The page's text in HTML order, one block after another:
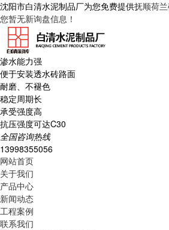
沈阳市白清水泥制品厂为您免费提供抚顺荷
您暂无新询盘信息！
渗水能力强
便于安装透水砖路面
耐磨、不褪色
稳定周期长
承受强度高
抗压强度可达C30
全国咨询热线
13998355056
网站首页
关于我们
产品中心
新闻动态
工程案例
联系我们